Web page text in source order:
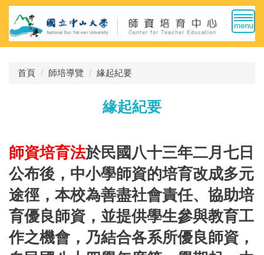
跳
到
主
要
首頁 師培導覽 緣起紀要
緣起紀要
師資培育法於民國八十三年二月七日
公布後，中小學師資的培育改成多元
途徑，本校為善盡社會責任、協助培
育優良師資，並提供學生參與教育工
作之機會，乃結合各系所優良師資，